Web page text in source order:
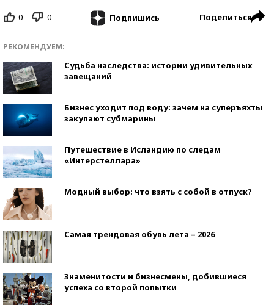
0 0 Подпишись Поделиться
РЕКОМЕНДУЕМ:
Судьба наследства: истории удивительных
завещаний
Бизнес уходит под воду: зачем на суперъяхты
закупают субмарины
Путешествие в Исландию по следам
«Интерстеллара»
Модный выбор: что взять с собой в отпуск?
Самая трендовая обувь лета – 2026
Знаменитости и бизнесмены, добившиеся
успеха со второй попытки